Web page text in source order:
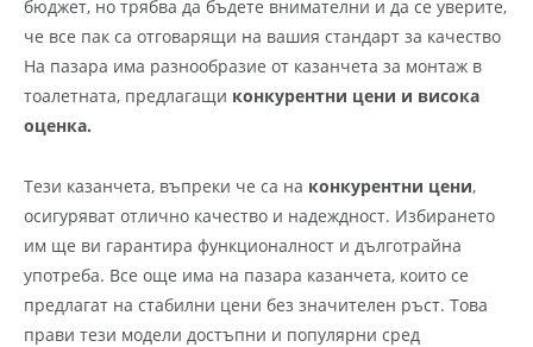
бюджет, но трябва да бъдете внимателни и да се уверите,
че все пак са отговарящи на вашия стандарт за качество
На пазара има разнообразие от казанчета за монтаж в
тоалетната, предлагащи конкурентни цени и висока
оценка.
Тези казанчета, въпреки че са на конкурентни цени,
осигуряват отлично качество и надеждност. Избирането
им ще ви гарантира функционалност и дълготрайна
употреба. Все още има на пазара казанчета, които се
предлагат на стабилни цени без значителен ръст. Това
прави тези модели достъпни и популярни сред